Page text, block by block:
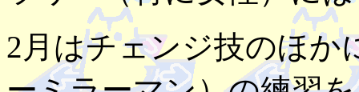
2月はチェンジ技のほか